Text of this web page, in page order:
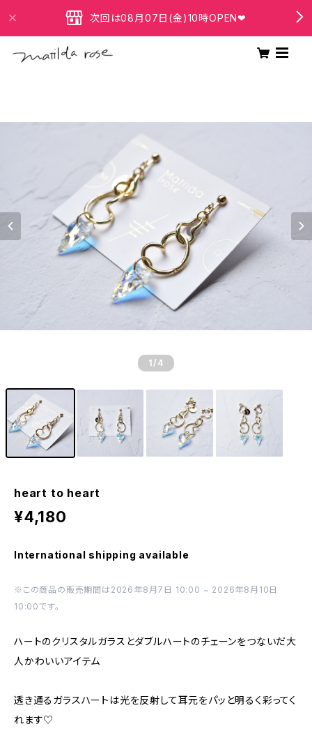
次回は08月07日(金)10時OPEN❤
1 /4
heart to heart
¥4,180
International shipping available
※この商品の販売期間は2026年8月7日 10:00 ~ 2026年8月10日
10:00です。
ハートのクリスタルガラスとダブルハートのチェーンをつないだ大
人かわいいアイテム
透き通るガラスハートは光を反射して耳元をパッと明るく彩ってく
れます♡